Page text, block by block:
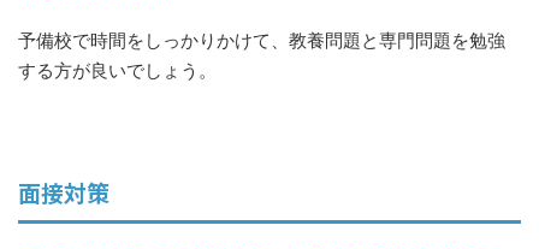
予備校で時間をしっかりかけて、教養問題と専門問題を勉強
する方が良いでしょう。
面接対策